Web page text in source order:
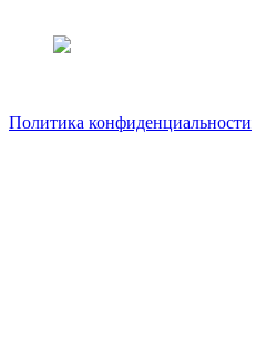
Политика конфиденциальности